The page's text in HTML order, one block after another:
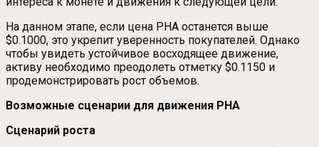
На данном этапе, если цена PHA останется выше
$0.1000, это укрепит уверенность покупателей. Однако
чтобы увидеть устойчивое восходящее движение,
активу необходимо преодолеть отметку $0.1150 и
продемонстрировать рост объемов.
Возможные сценарии для движения PHA
Сценарий роста